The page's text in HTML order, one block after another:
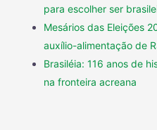
para escolher ser
Mesários das Eleições
auxílio-alimentação de
Brasiléia: 116 anos de
na fronteira acreana